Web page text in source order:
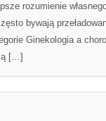
rozumienie
bywają
Ginekologia a
[…]